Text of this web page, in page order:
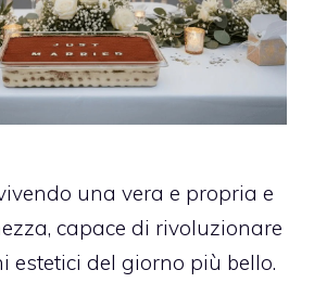
una vera e propria e
capace di rivoluzionare
estetici del giorno più bello.